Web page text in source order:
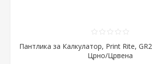
Пантлика за Калкулатор, Print Rite,
Црно/Црвена